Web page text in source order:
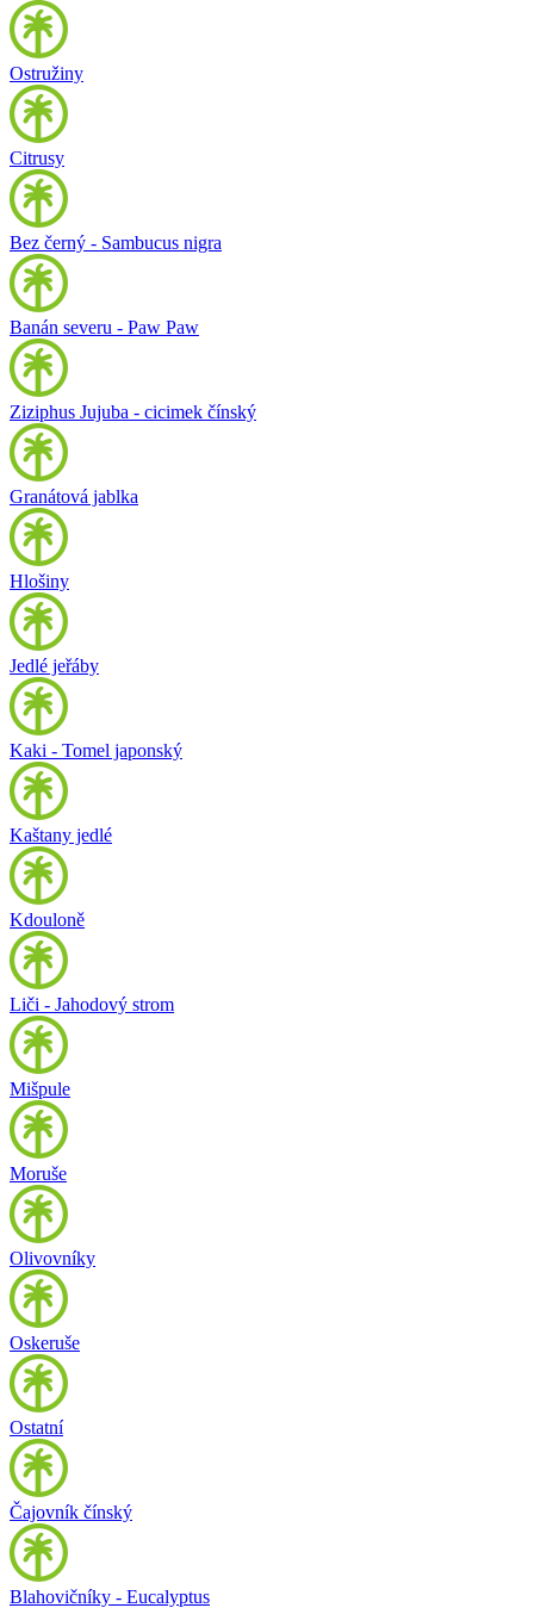
Ostružiny
Citrusy
Bez černý - Sambucus nigra
Banán severu - Paw Paw
Ziziphus Jujuba - cicimek čínský
Granátová jablka
Hlošiny
Jedlé jeřáby
Kaki - Tomel japonský
Kaštany jedlé
Kdouloně
Liči - Jahodový strom
Mišpule
Moruše
Olivovníky
Oskeruše
Ostatní
Čajovník čínský
Blahovičníky - Eucalyptus